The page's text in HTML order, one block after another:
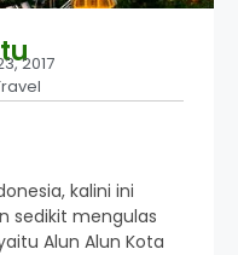
2017
kalini ini
sedikit mengulas
Alun Alun Kota